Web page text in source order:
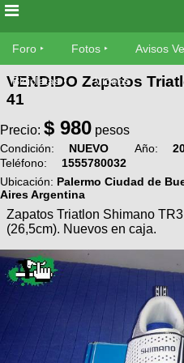
Foro
Foro
TÃ©cnica
MecÃ¡nica
Fotos
SUBÃ
tu foto
Galeria
XC
Bicicletas
Viajes
Descenso
Dirt
Avisos
Ventas
SUBÃ
tu
Buscar
Ultimos
Fotos
BicicleterÃ­
as
Bicicletas
Tandem
Cicloturismo
Foro Fotos Avisos
Bicicletas Videos
VENDIDO Zapatos
41
Precio: $ 980 pesos
Condición: NUEVO Año:
Teléfono:
1555780032
Ubicación: Palermo Ciudad de
Aires Argentina
Zapatos Triatlon Shimano
(26,5cm). Nuevos en caja.